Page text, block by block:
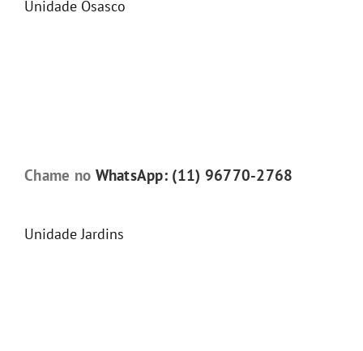
Unidade Osasco
Chame no WhatsApp: (11) 96770-2768
Unidade Jardins